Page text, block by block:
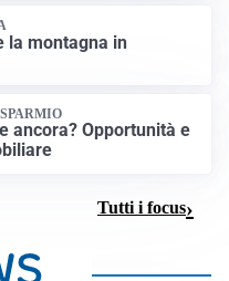
la montagna in
ancora? Opportunità e
Tutti i focus